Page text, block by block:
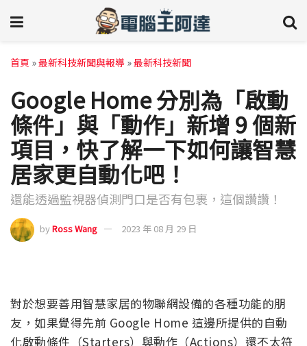
首頁 »最新科技新聞與報導 »最新科技新聞
Google Home 分別為「啟動
條件」與「動作」新增 9 個新
項目，快了解一下如何讓智慧
居家更自動化吧！
還能透過監視器偵測門口是否有包裹，這個讚讚！
byRoss Wang 2023 年 08 月 29 日
對於想要善用智慧家居的物聯網設備的各種功能的朋
友，如果覺得先前 Google Home 這邊所提供的自動
化啟動條件（Starters）與動作（Actions）還不太符